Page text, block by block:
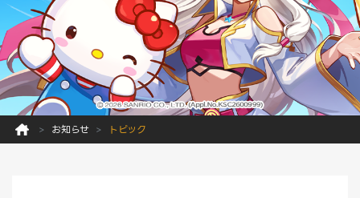
お知らせ トピック